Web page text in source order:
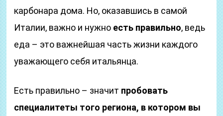
карбонара дома. Но, оказавшись в самой
Италии, важно и нужно есть правильно, ведь
еда – это важнейшая часть жизни каждого
уважающего себя итальянца.
Есть правильно – значит пробовать
специалитеты того региона, в котором вы